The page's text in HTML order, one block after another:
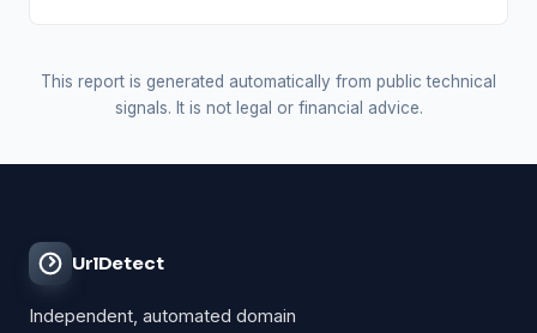
This report is generated automatically from public technical
signals. It is not legal or financial advice.
UrlDetect
Independent, automated domain